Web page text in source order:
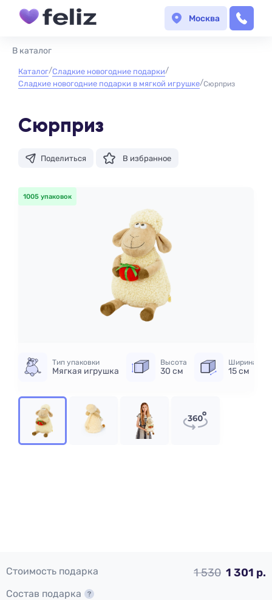
Москва
В каталог
Каталог Сладкие новогодние подарки
Сладкие новогодние подарки в мягкой игрушке Сюрприз
Сюрприз
Поделиться В избранное
1005 упаковок
Тип упаковки
Мягкая игрушка
Высота
30 см
Ширина
15 см
Стоимость подарка 1 530 1 301 р.
Состав подарка